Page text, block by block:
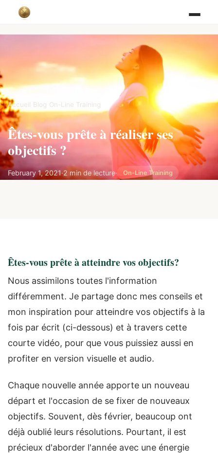
Accueil Blog On-Line Training
Êtes-vous prête à réaliser ses
objectifs ?
February 1, 2021·2 min de lecture· On-Line Training
Êtes-vous prête à atteindre vos objectifs?
Nous assimilons toutes l'information
différemment. Je partage donc mes conseils et
mon inspiration pour atteindre vos objectifs à la
fois par écrit (ci-dessous) et à travers cette
courte vidéo, pour que vous puissiez aussi en
profiter en version visuelle et audio.
Chaque nouvelle année apporte un nouveau
départ et l'occasion de se fixer de nouveaux
objectifs. Souvent, dès février, beaucoup ont
déjà oublié leurs résolutions. Pourtant, il est
précieux d'aborder l'année avec une énergie